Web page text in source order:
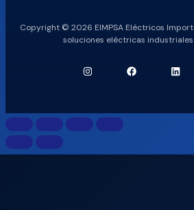
Copyright © 2026 EIMPSA Eléctricos
soluciones eléctricas